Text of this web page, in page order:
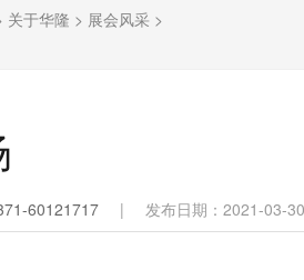
关于华隆 > 展会风采 >
60121717 | 发布日期：2021-03-30